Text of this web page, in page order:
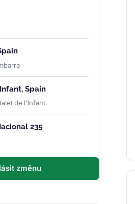
Spain
de l'Infant
235
změnu